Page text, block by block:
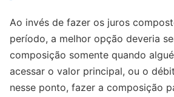
Ao invés de fazer os juros
período, a melhor opção deveria
composição somente quando
acessar o valor principal, ou o
nesse ponto, fazer a composição